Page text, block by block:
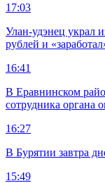
17:03
Улан-удэнец украл
рублей и
16:41
В Еравнинском
сотрудника органа
16:27
В Бурятии завтра
15:49